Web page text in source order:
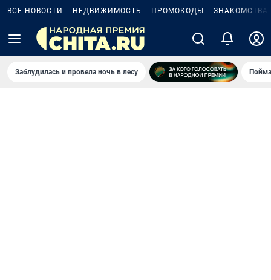
ВСЕ НОВОСТИ НЕДВИЖИМОСТЬ ПРОМОКОДЫ ЗНАКОМСТВА
Заблудилась и провела ночь в лесу